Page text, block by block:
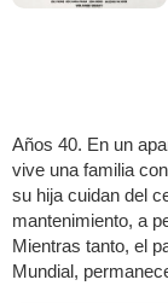
Años 40. En un
vive una familia
su hija cuidan del
mantenimiento, a
Mientras tanto, el
Mundial,